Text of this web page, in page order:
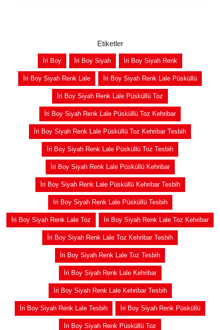
Etiketler
İri Boy İri Boy Siyah İri Boy Siyah Renk
İri Boy Siyah Renk Lale İri Boy Siyah Renk Lale Püsküllü
İri Boy Siyah Renk Lale Püsküllü Toz
İri Boy Siyah Renk Lale Püsküllü Toz Kehribar
İri Boy Siyah Renk Lale Püsküllü Toz Kehribar Tesbih
İri Boy Siyah Renk Lale Püsküllü Toz Tesbih
İri Boy Siyah Renk Lale Püsküllü Kehribar
İri Boy Siyah Renk Lale Püsküllü Kehribar Tesbih
İri Boy Siyah Renk Lale Püsküllü Tesbih
İri Boy Siyah Renk Lale Toz İri Boy Siyah Renk Lale Toz Kehribar
İri Boy Siyah Renk Lale Toz Kehribar Tesbih
İri Boy Siyah Renk Lale Toz Tesbih
İri Boy Siyah Renk Lale Kehribar
İri Boy Siyah Renk Lale Kehribar Tesbih
İri Boy Siyah Renk Lale Tesbih İri Boy Siyah Renk Püsküllü
İri Boy Siyah Renk Püsküllü Toz